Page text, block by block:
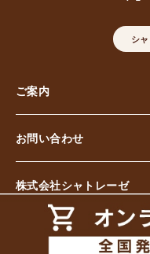
シ
ご案内
お問い合わせ
株式会社シャトレーゼ
© Chateraise